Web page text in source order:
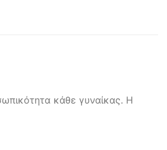
κάθε γυναίκας. Η